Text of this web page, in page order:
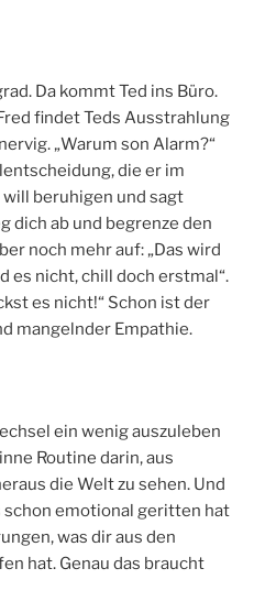
Da kommt Ted ins Büro.
findet Teds Ausstrahlung
„Warum son Alarm?“
die er im
beruhigen und sagt
dich ab und begrenze den
noch mehr auf: „Das wird
es nicht, chill doch erstmal“.
es nicht!“ Schon ist der
mangelnder Empathie.
ein wenig auszuleben
Routine darin, aus
die Welt zu sehen. Und
schon emotional geritten hat
was dir aus den
hat. Genau das braucht